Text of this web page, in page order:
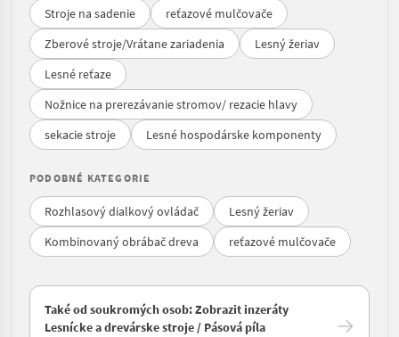
Stroje na sadenie
reťazové mulčovače
Zberové stroje/Vrátane zariadenia
Lesný žeriav
Lesné reťaze
Nožnice na prerezávanie stromov/ rezacie hlavy
sekacie stroje
Lesné hospodárske komponenty
PODOBNÉ KATEGORIE
Rozhlasový dialkový ovládač
Lesný žeriav
Kombinovaný obrábač dreva
reťazové mulčovače
Také od soukromých osob: Zobrazit inzeráty
Lesnícke a drevárske stroje / Pásová píla